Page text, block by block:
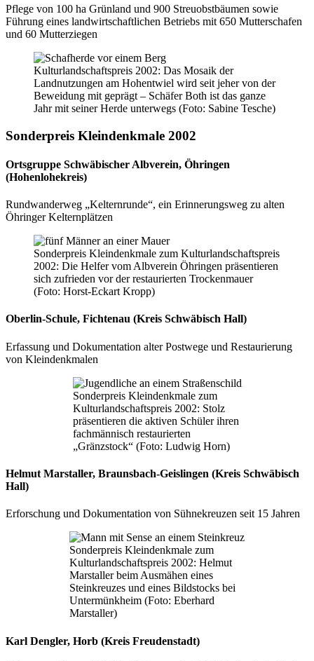
Pflege von 100 ha Grünland und 900 Streuobstbäumen sowie
Führung eines landwirtschaft­li­chen Betriebs mit 650 Mutterschafen
und 60 Mutterziegen
Kulturlandschaftspreis 2002: Das Mosaik der
Landnutzungen am Hohentwiel wird seit jeher von der
Beweidung mit geprägt – Schäfer Both ist das ganze
Jahr mit seiner Herde unterwegs (Foto: Sabine Tesche)
Sonderpreis Kleindenkmale 2002
Ortsgruppe Schwäbischer Albverein, Öhringen
(Hohenlohekreis)
Rundwanderweg „Kelternrunde“, ein Erinnerungsweg zu alten
Öhringer Kelternplätzen
Sonderpreis Kleindenkmale zum Kulturlandschaftspreis
2002: Die Helfer vom Albverein Öhringen präsentieren
sich zufrieden vor der restaurierten Trockenmauer
(Foto: Horst-Eckart Kropp)
Oberlin-Schule, Fichtenau (Kreis Schwäbisch Hall)
Erfassung und Dokumentation alter Postwege und Restaurierung
von Kleindenkmalen
Sonderpreis Kleindenkmale zum
Kulturlandschaftspreis 2002: Stolz
präsentieren die aktiven Schüler ihren
fachmännisch restaurierten
„Gränzstock“ (Foto: Ludwig Horn)
Helmut Marstaller, Braunsbach-Geislingen (Kreis Schwäbisch
Hall)
Erforschung und Dokumentation von Sühnekreuzen seit 15 Jahren
Sonderpreis Kleindenkmale zum
Kulturlandschaftspreis 2002: Helmut
Marstaller beim Ausmähen eines
Steinkreuzes und eines Bildstocks bei
Untermünkheim (Foto: Eberhard
Marstaller)
Karl Dengler, Horb (Kreis Freudenstadt)